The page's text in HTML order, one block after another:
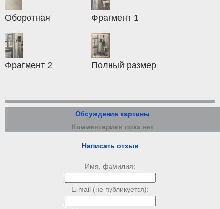
Оборотная Фрагмент 1
Фрагмент 2 Полный размер
Обсуждение картины
Комментариев пока нет
Написать отзыв
Имя, фамилия:
E-mail (не публикуется):